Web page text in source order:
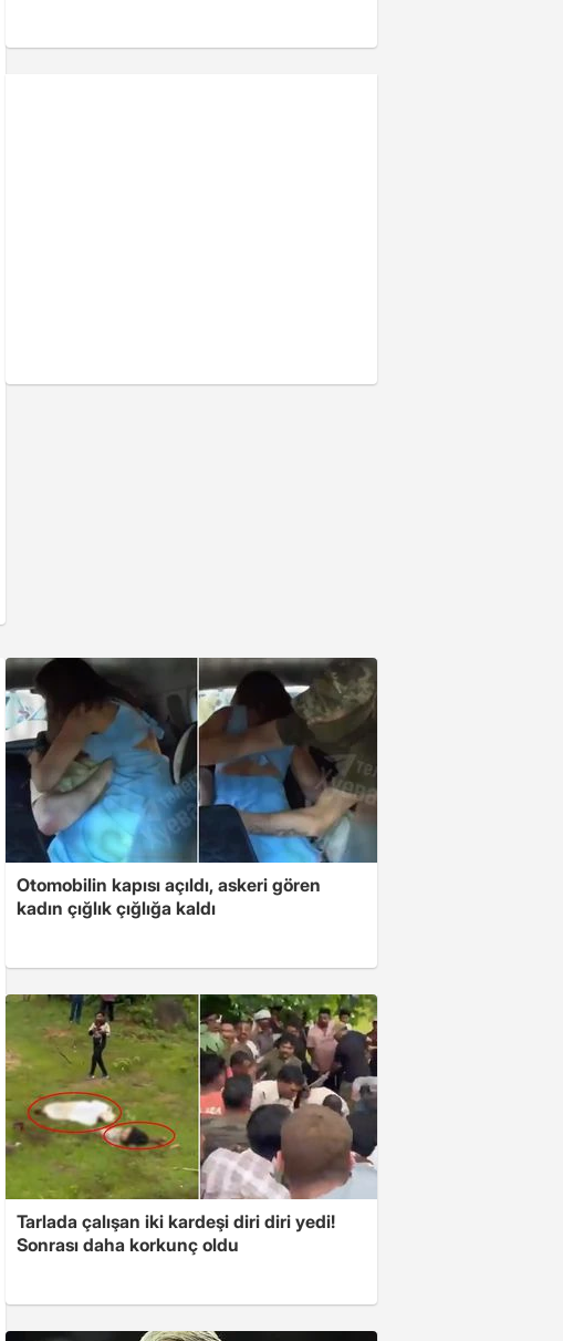
Otomobilin kapısı açıldı, askeri gören
kadın çığlık çığlığa kaldı
Tarlada çalışan iki kardeşi diri diri yedi!
Sonrası daha korkunç oldu